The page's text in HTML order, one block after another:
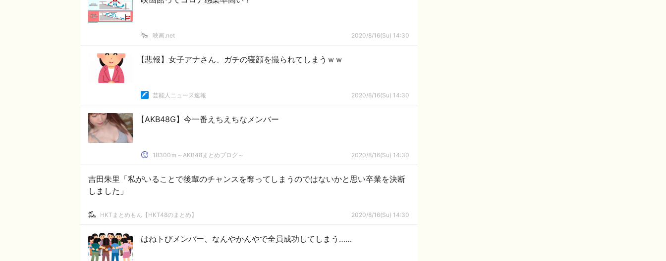
映画.net 2020/8/16(Su) 14:30
【悲報】女子アナさん、ガチの寝顔を撮られてしまうｗｗ
芸能人ニュース速報 2020/8/16(Su) 14:30
【AKB48G】今一番えちえちなメンバー
18300ｍ～AKB48まとめブログ～ 2020/8/16(Su) 14:30
吉田朱里「私がいることで後輩のチャンスを奪ってしまうのではないかと思い卒業を決断
しました」
HKTまとめもん【HKT48のまとめ】 2020/8/16(Su) 14:30
はねトびメンバー、なんやかんやで全員成功してしまう……